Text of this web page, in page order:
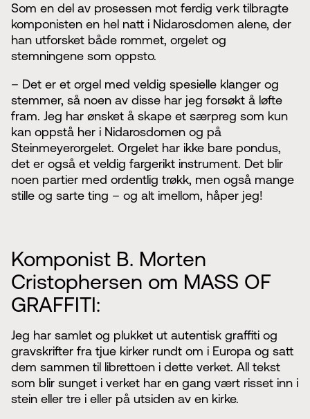
Som en del av prosessen mot ferdig verk tilbragte
komponisten en hel natt i Nidarosdomen alene, der
han utforsket både rommet, orgelet og
stemningene som oppsto.
– Det er et orgel med veldig spesielle klanger og
stemmer, så noen av disse har jeg forsøkt å løfte
fram. Jeg har ønsket å skape et særpreg som kun
kan oppstå her i Nidarosdomen og på
Steinmeyerorgelet. Orgelet har ikke bare pondus,
det er også et veldig fargerikt instrument. Det blir
noen partier med ordentlig trøkk, men også mange
stille og sarte ting – og alt imellom, håper jeg!
Komponist B. Morten
Cristophersen om MASS OF
GRAFFITI:
Jeg har samlet og plukket ut autentisk graffiti og
gravskrifter fra tjue kirker rundt om i Europa og satt
dem sammen til librettoen i dette verket. All tekst
som blir sunget i verket har en gang vært risset inn i
stein eller tre i eller på utsiden av en kirke.